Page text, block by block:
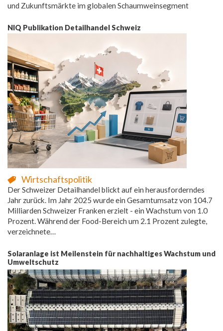
und Zukunftsmärkte im globalen Schaumweinsegment
NIQ Publikation Detailhandel Schweiz
Wirtschaftspolitik
Der Schweizer Detailhandel blickt auf ein herausforderndes
Jahr zurück. Im Jahr 2025 wurde ein Gesamtumsatz von 104.7
Milliarden Schweizer Franken erzielt - ein Wachstum von 1.0
Prozent. Während der Food-Bereich um 2.1 Prozent zulegte,
verzeichnete…
Solaranlage ist Meilenstein für nachhaltiges Wachstum und
Umweltschutz